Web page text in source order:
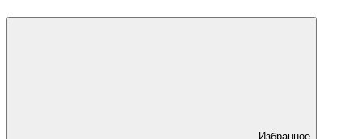
Избранное